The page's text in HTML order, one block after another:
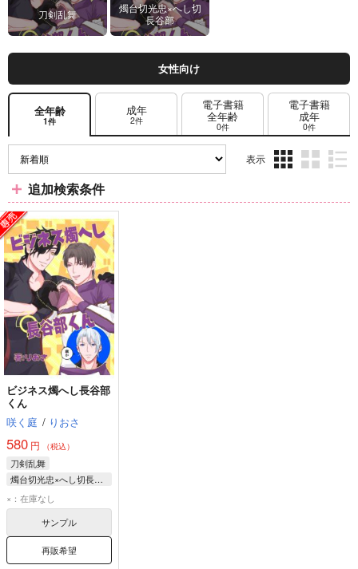
刀剣乱舞
燭台切光忠×へし切
長谷部
女性向け
全年齢
1件
成年
2件
電子書籍
全年齢
0件
電子書籍
成年
0件
表示
ム
ム
ム
追加検索条件
ビジネス燭へし長谷部
くん
咲く庭 / りおさ
580 円 （税込）
刀剣乱舞
燭台切光忠×へし切長谷部
燭台切光忠
へし切長谷部
山姥切長義
×：在庫なし
サンプル
再販希望